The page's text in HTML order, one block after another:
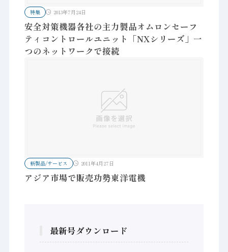
特集 2013年7月24日
安全対策機器各社の主力製品オムロンセーフ
ティコントロールユニット「NXシリーズ」一
つのネットワークで接続
新製品/サービス 2011年4月27日
アジア市場で販売功勢東洋電機
最新号ダウンロード